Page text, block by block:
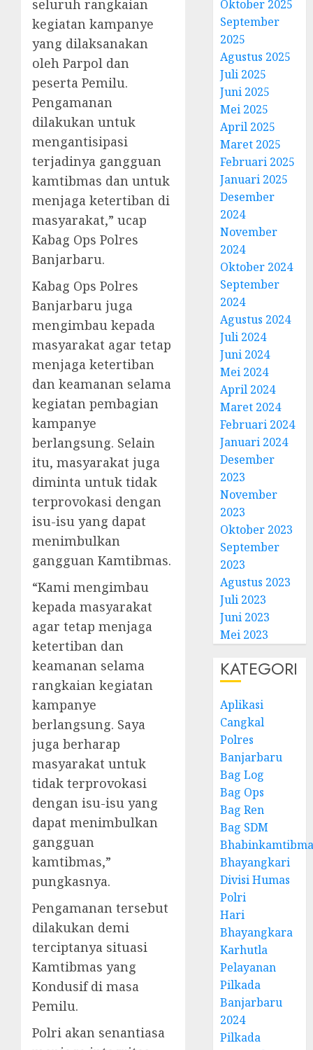
seluruh rangkaian
kegiatan kampanye
yang dilaksanakan
oleh Parpol dan
peserta Pemilu.
Pengamanan
dilakukan untuk
mengantisipasi
terjadinya gangguan
kamtibmas dan untuk
menjaga ketertiban di
masyarakat,” ucap
Kabag Ops Polres
Banjarbaru.
Kabag Ops Polres
Banjarbaru juga
mengimbau kepada
masyarakat agar tetap
menjaga ketertiban
dan keamanan selama
kegiatan pembagian
kampanye
berlangsung. Selain
itu, masyarakat juga
diminta untuk tidak
terprovokasi dengan
isu-isu yang dapat
menimbulkan
gangguan Kamtibmas.
“Kami mengimbau
kepada masyarakat
agar tetap menjaga
ketertiban dan
keamanan selama
rangkaian kegiatan
kampanye
berlangsung. Saya
juga berharap
masyarakat untuk
tidak terprovokasi
dengan isu-isu yang
dapat menimbulkan
gangguan
kamtibmas,”
pungkasnya.
Pengamanan tersebut
dilakukan demi
terciptanya situasi
Kamtibmas yang
Kondusif di masa
Pemilu.
Polri akan senantiasa
Oktober 2025
September
2025
Agustus 2025
Juli 2025
Juni 2025
Mei 2025
April 2025
Maret 2025
Februari 2025
Januari 2025
Desember
2024
November
2024
Oktober 2024
September
2024
Agustus 2024
Juli 2024
Juni 2024
Mei 2024
April 2024
Maret 2024
Februari 2024
Januari 2024
Desember
2023
November
2023
Oktober 2023
September
2023
Agustus 2023
Juli 2023
Juni 2023
Mei 2023
KATEGORI
Aplikasi
Cangkal
Polres
Banjarbaru
Bag Log
Bag Ops
Bag Ren
Bag SDM
Bhayangkari
Divisi Humas
Polri
Hari
Bhayangkara
Karhutla
Pelayanan
Pilkada
Banjarbaru
2024
Pilkada